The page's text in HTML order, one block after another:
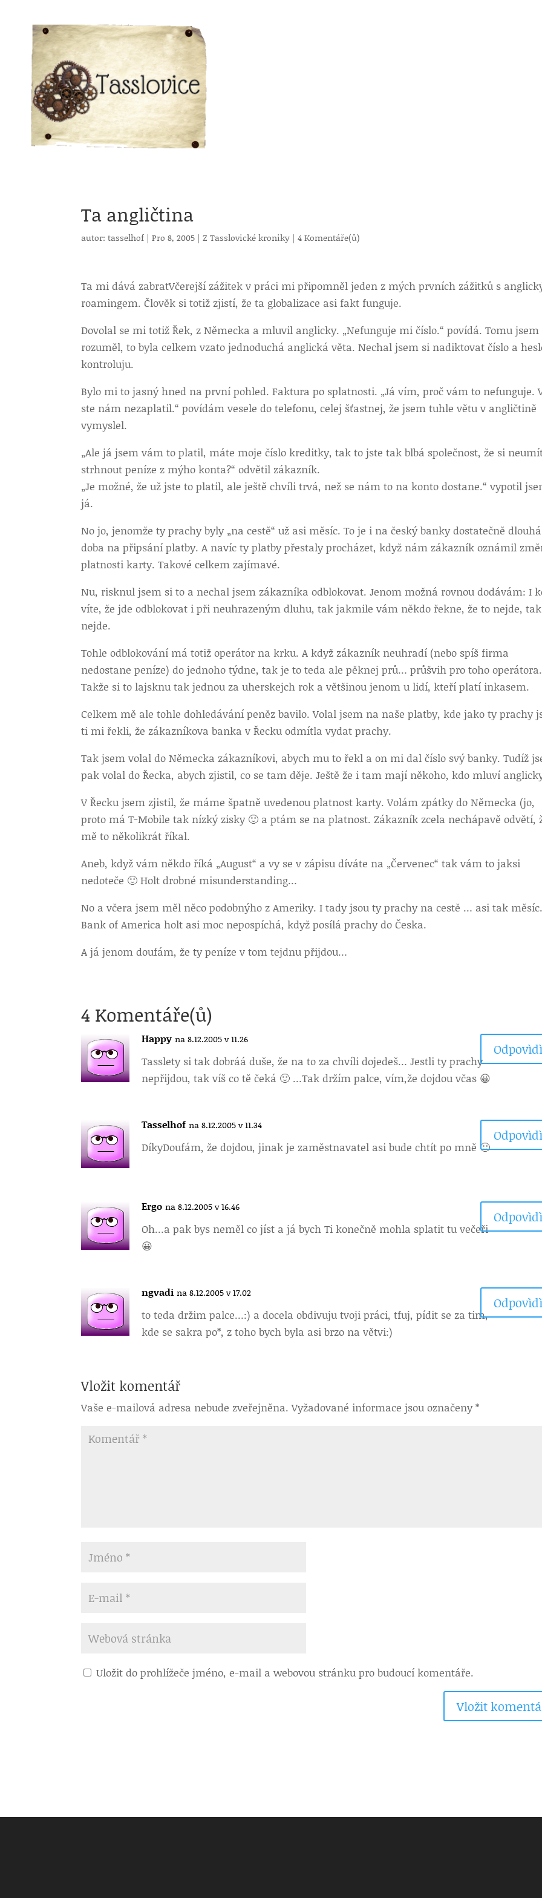
Ta angličtina
autor:tasselhof |Pro 8, 2005 |Z Tasslovické kroniky |4 Komentáře(ů)
Ta mi dává zabratVčerejší zážitek v práci mi připomněl jeden z mých prvních zážitků s
roamingem. Člověk si totiž zjistí, že ta globalizace asi fakt funguje.
Dovolal se mi totiž Řek, z Německa a mluvil anglicky. „Nefunguje mi číslo.“ povídá. Tomu jsem
rozuměl, to byla celkem vzato jednoduchá anglická věta. Nechal jsem si nadiktovat číslo a
kontroluju.
Bylo mi to jasný hned na první pohled. Faktura po splatnosti. „Já vím, proč vám to nefunguje.
ste nám nezaplatil.“ povídám vesele do telefonu, celej šťastnej, že jsem tuhle větu v angličtině
vymyslel.
„Ale já jsem vám to platil, máte moje číslo kreditky, tak to jste tak blbá společnost, že si
strhnout peníze z mýho konta?“ odvětil zákazník.
„Je možné, že už jste to platil, ale ještě chvíli trvá, než se nám to na konto dostane.“ vypotil
já.
No jo, jenomže ty prachy byly „na cestě“ už asi měsíc. To je i na český banky dostatečně dlouhá
doba na připsání platby. A navíc ty platby přestaly procházet, když nám zákazník oznámil
platnosti karty. Takové celkem zajímavé.
Nu, risknul jsem si to a nechal jsem zákazníka odblokovat. Jenom možná rovnou dodávám: I
víte, že jde odblokovat i při neuhrazeným dluhu, tak jakmile vám někdo řekne, že to nejde,
nejde.
Tohle odblokování má totiž operátor na krku. A když zákazník neuhradí (nebo spíš firma
nedostane peníze) do jednoho týdne, tak je to teda ale pěknej prů… průšvih pro toho operátora.
Takže si to lajsknu tak jednou za uherskejch rok a většinou jenom u lidí, kteří platí inkasem.
Celkem mě ale tohle dohledávání peněz bavilo. Volal jsem na naše platby, kde jako ty prachy
ti mi řekli, že zákazníkova banka v Řecku odmítla vydat prachy.
Tak jsem volal do Německa zákazníkovi, abych mu to řekl a on mi dal číslo svý banky. Tudíž
pak volal do Řecka, abych zjistil, co se tam děje. Ještě že i tam mají někoho, kdo mluví
V Řecku jsem zjistil, že máme špatně uvedenou platnost karty. Volám zpátky do Německa (jo,
proto má T-Mobile tak nízký zisky 🙂 a ptám se na platnost. Zákazník zcela nechápavě odvětí,
mě to několikrát říkal.
Aneb, když vám někdo říká „August“ a vy se v zápisu díváte na „Červenec“ tak vám to jaksi
nedoteče 🙂 Holt drobné misunderstanding…
No a včera jsem měl něco podobnýho z Ameriky. I tady jsou ty prachy na cestě … asi tak měsíc.
Bank of America holt asi moc nepospíchá, když posílá prachy do Česka.
A já jenom doufám, že ty peníze v tom tejdnu přijdou…
4 Komentáře(ů)
Happy na 8.12.2005 v 11.26
Tasslety si tak dobráá duše, že na to za chvíli dojedeš… Jestli ty prachy
nepřijdou, tak víš co tě čeká 🙂 …Tak držím palce, vím,že dojdou včas 😀
Tasselhof na 8.12.2005 v 11.34
DíkyDoufám, že dojdou, jinak je zaměstnavatel asi bude chtít po mně 🙂
Ergo na 8.12.2005 v 16.46
Oh…a pak bys neměl co jíst a já bych Ti konečně mohla splatit tu večeři
😀
ngvadi na 8.12.2005 v 17.02
to teda držim palce…:) a docela obdivuju tvoji práci, tfuj, pídit se za tim,
kde se sakra po*, z toho bych byla asi brzo na větvi:)
Vložit komentář
Vaše e-mailová adresa nebude zveřejněna. Vyžadované informace jsou označeny*
Uložit do prohlížeče jméno, e-mail a webovou stránku pro budoucí komentáře.